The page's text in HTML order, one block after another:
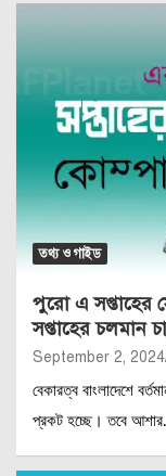
তথ্য ও গাইড
পুরো এ সপ্তাহের
সপ্তাহের চলমান
September 2, 2024
বেকারত্ব বাংলাদেশে
প্রকট হচ্ছে। তবে